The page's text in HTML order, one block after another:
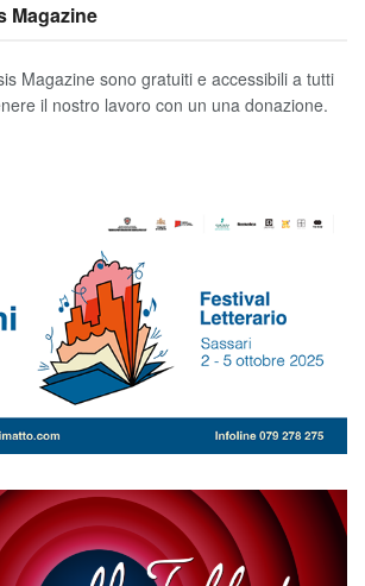
Magazine
Magazine sono gratuiti e accessibili a tutti
il nostro lavoro con un una donazione.